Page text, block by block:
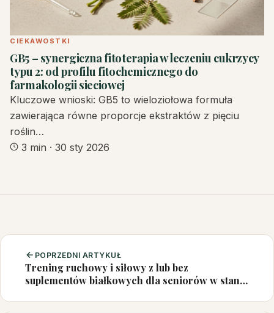
CIEKAWOSTKI
GB5 – synergiczna fitoterapia w leczeniu cukrzycy
typu 2: od profilu fitochemicznego do
farmakologii sieciowej
Kluczowe wnioski: GB5 to wieloziołowa formuła
zawierająca równe proporcje ekstraktów z pięciu
roślin…
3 min · 30 sty 2026
POPRZEDNI ARTYKUŁ
Trening ruchowy i siłowy z lub bez
suplementów białkowych dla seniorów w stanie
spożyciem białka